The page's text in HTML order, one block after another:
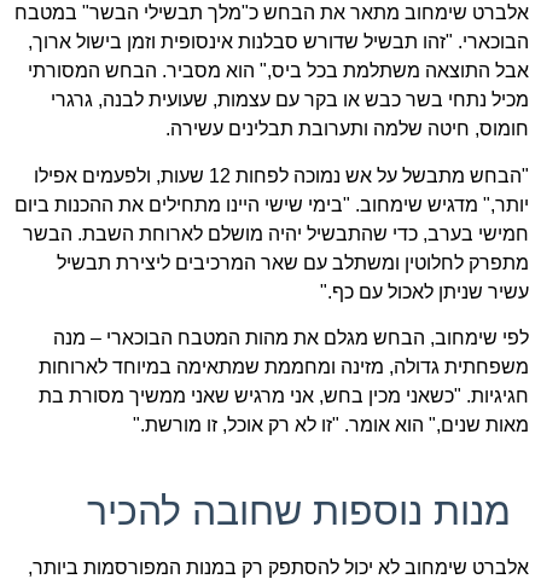
אלברט שימחוב מתאר את הבחש כ"מלך תבשילי הבשר" במטבח
הבוכארי. "זהו תבשיל שדורש סבלנות אינסופית וזמן בישול ארוך,
אבל התוצאה משתלמת בכל ביס," הוא מסביר. הבחש המסורתי
מכיל נתחי בשר כבש או בקר עם עצמות, שעועית לבנה, גרגרי
חומוס, חיטה שלמה ותערובת תבלינים עשירה.
"הבחש מתבשל על אש נמוכה לפחות 12 שעות, ולפעמים אפילו
יותר," מדגיש שימחוב. "בימי שישי היינו מתחילים את ההכנות ביום
חמישי בערב, כדי שהתבשיל יהיה מושלם לארוחת השבת. הבשר
מתפרק לחלוטין ומשתלב עם שאר המרכיבים ליצירת תבשיל
עשיר שניתן לאכול עם כף."
לפי שימחוב, הבחש מגלם את מהות המטבח הבוכארי – מנה
משפחתית גדולה, מזינה ומחממת שמתאימה במיוחד לארוחות
חגיגיות. "כשאני מכין בחש, אני מרגיש שאני ממשיך מסורת בת
מאות שנים," הוא אומר. "זו לא רק אוכל, זו מורשת."
מנות נוספות שחובה להכיר
אלברט שימחוב לא יכול להסתפק רק במנות המפורסמות ביותר,